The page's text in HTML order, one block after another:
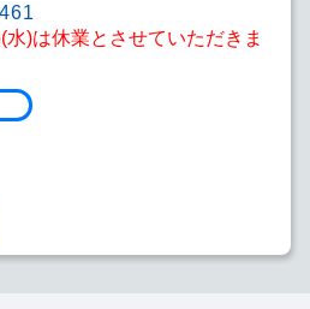
)は休業とさせていただきま